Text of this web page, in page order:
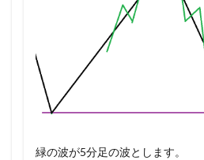
緑の波が5分足の波とします。